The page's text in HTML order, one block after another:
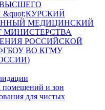
МЕДИЦИНСКИЙ
МИНИСТЕРСТВА
РОССИЙСКОЙ
ВО КГМУ
помещений и зон
для чистых